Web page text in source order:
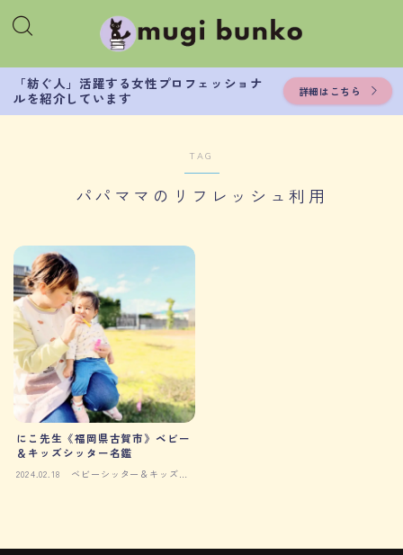
「紡ぐ人」活躍する女性プロフェッショナ
ルを紹介しています
詳細はこちら
TAG
パパママのリフレッシュ利用
にこ先生《福岡県古賀市》ベビー
＆キッズシッター名鑑
2024.02.18
ベビーシッター＆キッズシ